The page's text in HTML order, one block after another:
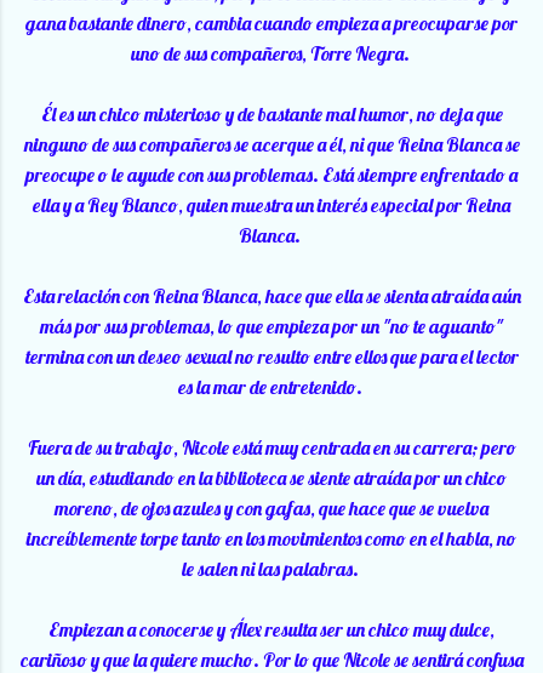
gana bastante dinero, cambia cuando empieza a preocuparse por
uno de sus compañeros, Torre Negra.
Él es un chico misterioso y de bastante mal humor, no deja que
ninguno de sus compañeros se acerque a él, ni que Reina Blanca se
preocupe o le ayude con sus problemas. Está siempre enfrentado a
ella y a Rey Blanco, quien muestra un interés especial por Reina
Blanca.
Esta relación con Reina Blanca, hace que ella se sienta atraída aún
más por sus problemas, lo que empieza por un "no te aguanto"
termina con un deseo sexual no resulto entre ellos que para el lector
es la mar de entretenido.
Fuera de su trabajo, Nicole está muy centrada en su carrera; pero
un día, estudiando en la biblioteca se siente atraída por un chico
moreno, de ojos azules y con gafas, que hace que se vuelva
increíblemente torpe tanto en los movimientos como en el habla, no
le salen ni las palabras.
Empiezan a conocerse y Álex resulta ser un chico muy dulce,
cariñoso y que la quiere mucho. Por lo que Nicole se sentirá confusa